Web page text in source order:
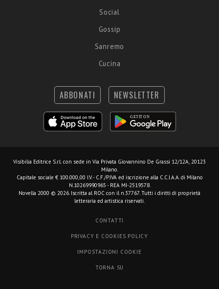
Social
Gossip
Sanremo
Cucina
ABBONATI NEWSLETTER
Visibilia Editrice S.r.l. con sede in Via Privata Giovannino De Grassi 12/12A, 20123
Milano.
Capitale sociale € 100.000,00 I.V. - C.F./P.IVA ed iscrizione alla C.C.I.A.A. di Milano
N.10269990965 - REA MI-2519578.
Novella 2000 © 2026. Iscritta al ROC con il n.37767. Tutti i diritti di proprietà
letteraria ed artistica riservati.
CONTATTI
PRIVACY E COOKIES POLICY
IMPOSTAZIONI COOKIE
TORNA SU